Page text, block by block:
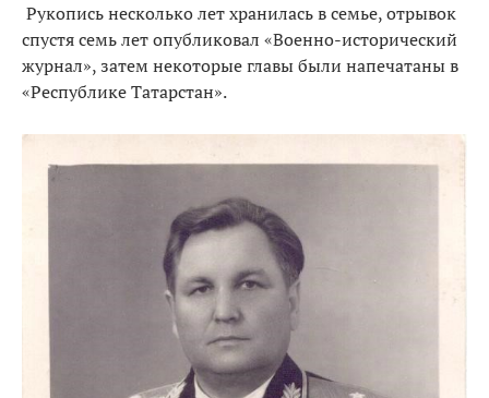
Рукопись несколько лет хранилась в семье, отрывок
спустя семь лет опубликовал «Военно-исторический
журнал», затем некоторые главы были напечатаны в
«Республике Татарстан».